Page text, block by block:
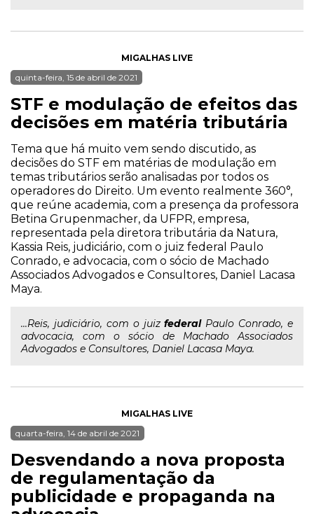
MIGALHAS LIVE
quinta-feira, 15 de abril de 2021
STF e modulação de efeitos das
decisões em matéria tributária
Tema que há muito vem sendo discutido, as
decisões do STF em matérias de modulação em
temas tributários serão analisadas por todos os
operadores do Direito. Um evento realmente 360°,
que reúne academia, com a presença da professora
Betina Grupenmacher, da UFPR, empresa,
representada pela diretora tributária da Natura,
Kassia Reis, judiciário, com o juiz federal Paulo
Conrado, e advocacia, com o sócio de Machado
Associados Advogados e Consultores, Daniel Lacasa
Maya.
...Reis, judiciário, com o juizfederalPaulo Conrado, e
advocacia, com o sócio de Machado Associados
Advogados e Consultores, Daniel Lacasa Maya.
MIGALHAS LIVE
quarta-feira, 14 de abril de 2021
Desvendando a nova proposta
de regulamentação da
publicidade e propaganda na